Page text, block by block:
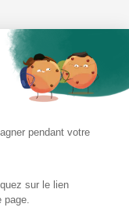
pendant votre
sur le lien
page.